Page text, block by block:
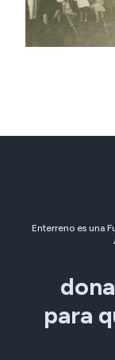
Enterreno es una
para